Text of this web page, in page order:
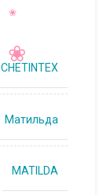
CHETINTEX
Матильда
MATILDA